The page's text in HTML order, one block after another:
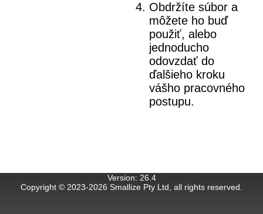
Obdržíte súbor a
môžete ho buď
použiť, alebo
jednoducho
odovzdať do
ďalšieho kroku
vášho pracovného
postupu.
Version: 26.4
Copyright © 2023-2026 Smallize Pty Ltd, all rights reserved.